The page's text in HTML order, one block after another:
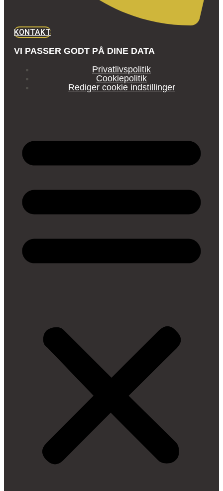
KONTAKT
VI PASSER GODT PÅ DINE DATA
Privatlivspolitik
Cookiepolitik
Rediger cookie indstillinger